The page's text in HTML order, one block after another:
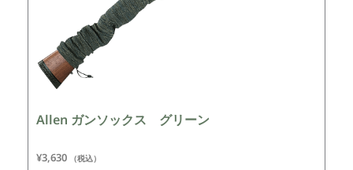
Allen ガンソックス グリーン
¥3,630 （税込）